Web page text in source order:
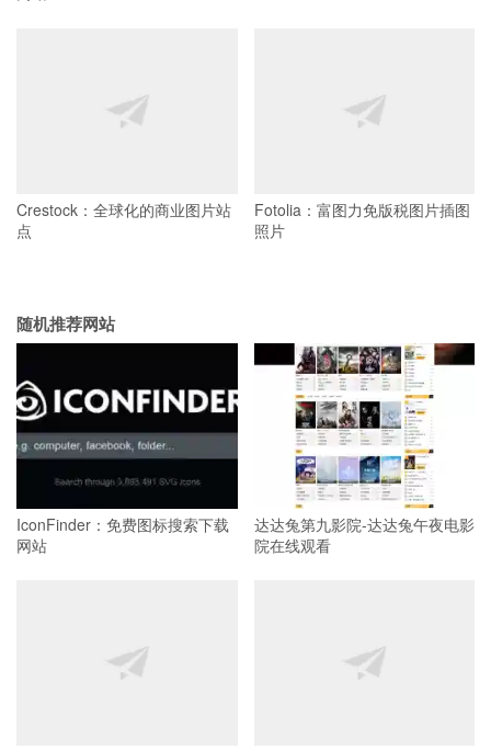
Crestock：全球化的商业图片站
点
Fotolia：富图力免版税图片插图
照片
随机推荐网站
IconFinder：免费图标搜索下载
网站
达达兔第九影院-达达兔午夜电影
院在线观看